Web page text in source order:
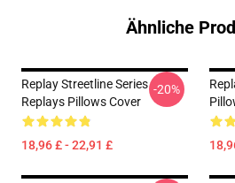
Ähnliche
Replay Streetline Series
Replays Pillows Cover
18,96 £ - 22,91 £
-20%